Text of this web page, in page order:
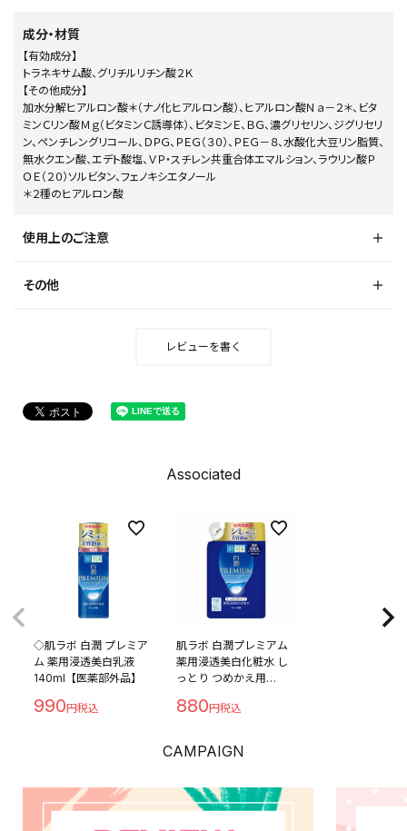
成分・材質
【有効成分】
トラネキサム酸、グリチルリチン酸２Ｋ
【その他成分】
加水分解ヒアルロン酸＊（ナノ化ヒアルロン酸）、ヒアルロン酸Ｎａ－２＊、ビタ
ミンＣリン酸Ｍｇ（ビタミンＣ誘導体）、ビタミンＥ、ＢＧ、濃グリセリン、ジグリセリ
ン、ペンチレングリコール、ＤＰＧ、ＰＥＧ（３０）、ＰＥＧ－８、水酸化大豆リン脂質、
無水クエン酸、エデト酸塩、ＶＰ・スチレン共重合体エマルション、ラウリン酸Ｐ
ＯＥ（２０）ソルビタン、フェノキシエタノール
＊２種のヒアルロン酸
使用上のご注意
その他
レビューを書く
Associated
◇肌ラボ 白潤 プレミア
ム 薬用浸透美白乳液
140ml【医薬部外品】
990
肌ラボ 白潤プレミアム
薬用浸透美白化粧水 し
っとり つめかえ用
880
CAMPAIGN